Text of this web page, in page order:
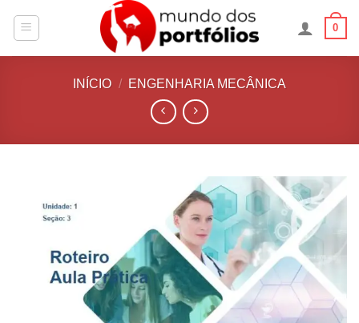
0
INÍCIO / ENGENHARIA MECÂNICA